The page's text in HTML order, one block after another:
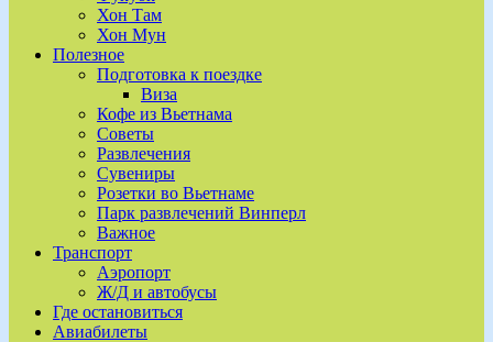
Хон Там
Хон Мун
Полезное
Подготовка к поездке
Виза
Кофе из Вьетнама
Советы
Развлечения
Сувениры
Розетки во Вьетнаме
Парк развлечений Винперл
Важное
Транспорт
Аэропорт
Ж/Д и автобусы
Где остановиться
Авиабилеты